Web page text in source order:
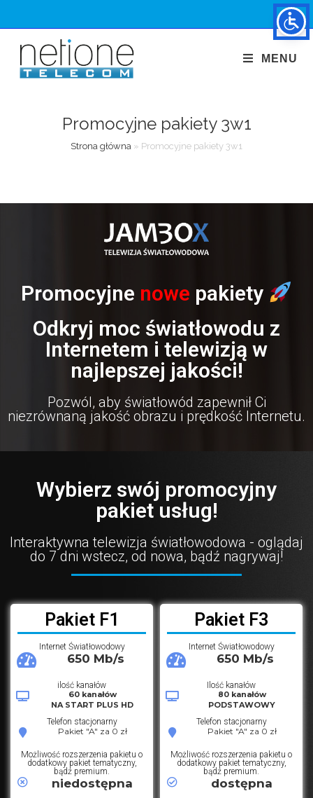
MENU
Promocyjne pakiety 3w1
Strona główna » Promocyjne pakiety 3w1
Promocyjne nowe pakiety
Odkryj moc światłowodu z
Internetem i telewizją w
najlepszej jakości!
Pozwól, aby światłowód zapewnił Ci
niezrównaną jakość obrazu i prędkość Internetu.
Wybierz swój promocyjny
pakiet usług!
Interaktywna telewizja światłowodowa - oglądaj
do 7 dni wstecz, od nowa, bądź nagrywaj!
Pakiet F1
Internet Światłowodowy
650 Mb/s
ilość kanałów
60 kanałów
NA START PLUS HD
Telefon stacjonarny
Pakiet "A" za 0 zł
Możliwość rozszerzenia pakietu o
dodatkowy pakiet tematyczny,
bądź premium.
niedostępna
Pakiet F3
Internet Światłowodowy
650 Mb/s
Ilość kanałów
80 kanałów
PODSTAWOWY
Telefon stacjonarny
Pakiet "A" za 0 zł
Możliwość rozszerzenia pakietu o
dodatkowy pakiet tematyczny,
bądź premium.
dostępna